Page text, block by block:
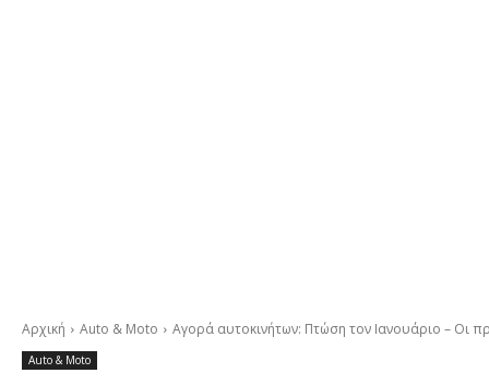
Αρχική Auto & Moto Αγορά αυτοκινήτων: Πτώση τον Ιανουάριο – Οι
Auto & Moto